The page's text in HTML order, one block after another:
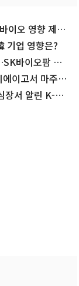
이오 영향 제한
기업 영향은?
바이오팜 첫
이고서 마주한
장서 알린 K-바